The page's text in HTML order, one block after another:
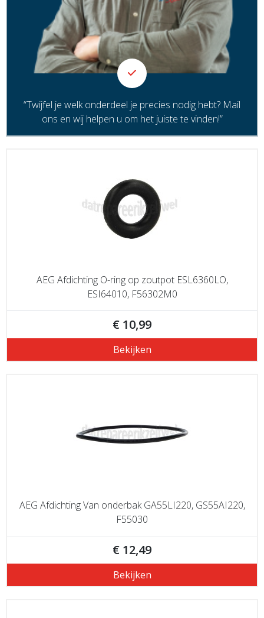
“Twijfel je welk onderdeel je precies nodig hebt? Mail
ons en wij helpen u om het juiste te vinden!”
AEG Afdichting O-ring op zoutpot ESL6360LO,
ESI64010, F56302M0
€ 10,99
Bekijken
AEG Afdichting Van onderbak GA55LI220, GS55AI220,
F55030
€ 12,49
Bekijken